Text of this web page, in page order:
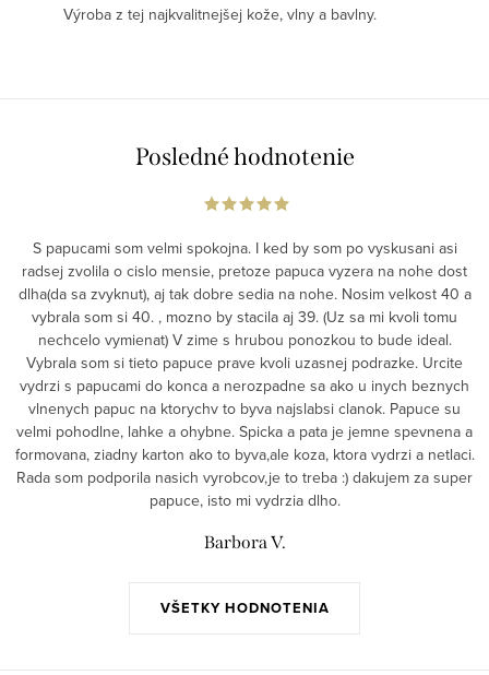
Výroba z tej najkvalitnejšej kože, vlny a bavlny.
Posledné hodnotenie
VŠETKY HODNOTENIA
S papucami som velmi spokojna. I ked by som po vyskusani asi
radsej zvolila o cislo mensie, pretoze papuca vyzera na nohe dost
dlha(da sa zvyknut), aj tak dobre sedia na nohe. Nosim velkost 40 a
vybrala som si 40. , mozno by stacila aj 39. (Uz sa mi kvoli tomu
nechcelo vymienat) V zime s hrubou ponozkou to bude ideal.
Vybrala som si tieto papuce prave kvoli uzasnej podrazke. Urcite
vydrzi s papucami do konca a nerozpadne sa ako u inych beznych
vlnenych papuc na ktorychv to byva najslabsi clanok. Papuce su
velmi pohodlne, lahke a ohybne. Spicka a pata je jemne spevnena a
formovana, ziadny karton ako to byva,ale koza, ktora vydrzi a netlaci.
Rada som podporila nasich vyrobcov,je to treba :) dakujem za super
papuce, isto mi vydrzia dlho.
Barbora V.